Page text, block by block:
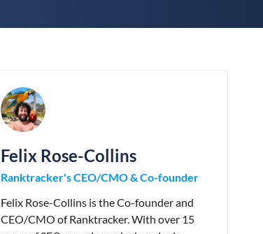
Felix Rose-Collins
Ranktracker's CEO/CMO & Co-founder
Felix Rose-Collins is the Co-founder and
CEO/CMO of Ranktracker. With over 15